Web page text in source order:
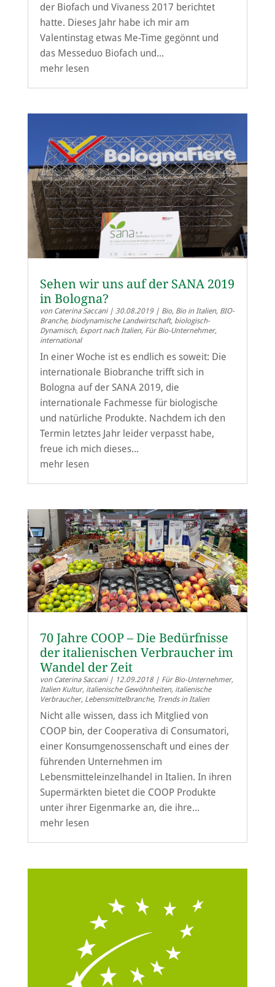
der Biofach und Vivaness 2017 berichtet
hatte. Dieses Jahr habe ich mir am
Valentinstag etwas Me-Time gegönnt und
das Messeduo Biofach und...
mehr lesen
Sehen wir uns auf der SANA 2019
in Bologna?
von Caterina Saccani| 30.08.2019| Bio, Bio in Italien, BIO-
Branche, biodynamische Landwirtschaft, biologisch-
Dynamisch, Export nach Italien, Für Bio-Unternehmer,
international
In einer Woche ist es endlich es soweit: Die
internationale Biobranche trifft sich in
Bologna auf der SANA 2019, die
internationale Fachmesse für biologische
und natürliche Produkte. Nachdem ich den
Termin letztes Jahr leider verpasst habe,
freue ich mich dieses...
mehr lesen
70 Jahre COOP – Die Bedürfnisse
der italienischen Verbraucher im
Wandel der Zeit
von Caterina Saccani| 12.09.2018| Für Bio-Unternehmer,
Italien Kultur, italienische Gewöhnheiten, italienische
Verbraucher, Lebensmittelbranche, Trends in Italien
Nicht alle wissen, dass ich Mitglied von
COOP bin, der Cooperativa di Consumatori,
einer Konsumgenossenschaft und eines der
führenden Unternehmen im
Lebensmitteleinzelhandel in Italien. In ihren
Supermärkten bietet die COOP Produkte
unter ihrer Eigenmarke an, die ihre...
mehr lesen